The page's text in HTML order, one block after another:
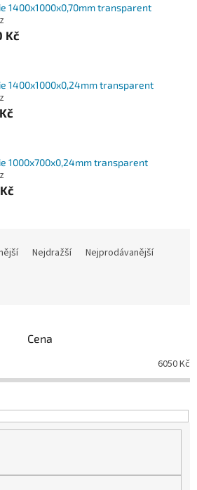
1400x1000x0,70mm transparent
Kč
1400x1000x0,24mm transparent
1000x700x0,24mm transparent
Nejdražší
Nejprodávanější
Cena
6050Kč